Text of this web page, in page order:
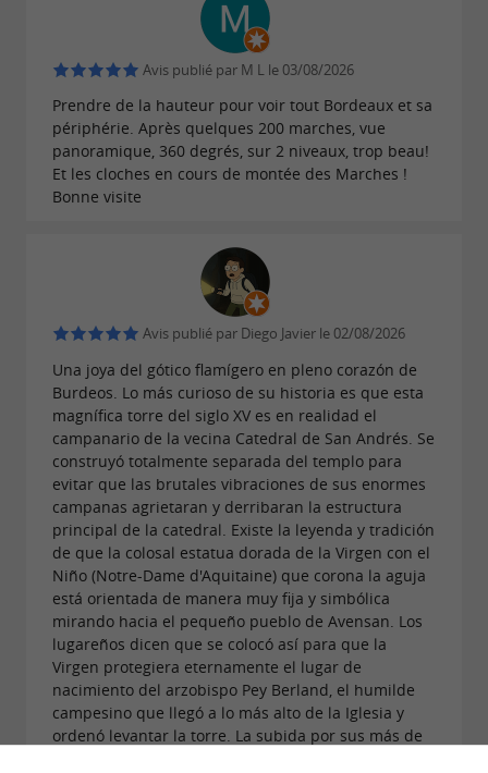
Avis publié par M L le 03/08/2026
Prendre de la hauteur pour voir tout Bordeaux et sa
périphérie. Après quelques 200 marches, vue
panoramique, 360 degrés, sur 2 niveaux, trop beau!
Et les cloches en cours de montée des Marches !
Bonne visite
Avis publié par Diego Javier le 02/08/2026
Una joya del gótico flamígero en pleno corazón de
Burdeos. Lo más curioso de su historia es que esta
magnífica torre del siglo XV es en realidad el
campanario de la vecina Catedral de San Andrés. Se
construyó totalmente separada del templo para
evitar que las brutales vibraciones de sus enormes
campanas agrietaran y derribaran la estructura
principal de la catedral. Existe la leyenda y tradición
de que la colosal estatua dorada de la Virgen con el
Niño (Notre-Dame d'Aquitaine) que corona la aguja
está orientada de manera muy fija y simbólica
mirando hacia el pequeño pueblo de Avensan. Los
lugareños dicen que se colocó así para que la
Virgen protegiera eternamente el lugar de
nacimiento del arzobispo Pey Berland, el humilde
campesino que llegó a lo más alto de la Iglesia y
ordenó levantar la torre. La subida por sus más de